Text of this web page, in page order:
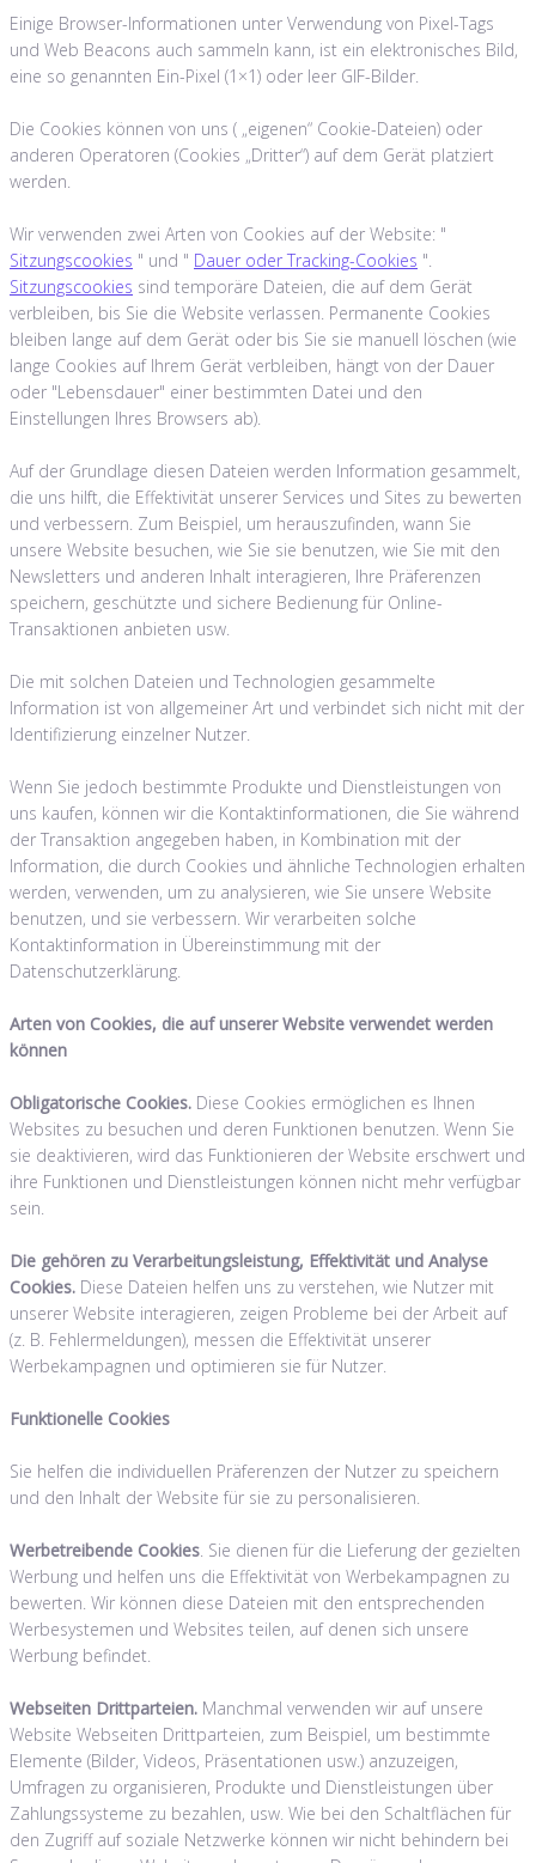
Einige Browser-Informationen unter Verwendung von Pixel-Tags
und Web Beacons auch sammeln kann, ist ein elektronisches Bild,
eine so genannten Ein-Pixel (1×1) oder leer GIF-Bilder.
Die Cookies können von uns ( „eigenen“ Cookie-Dateien) oder
anderen Operatoren (Cookies „Dritter“) auf dem Gerät platziert
werden.
Wir verwenden zwei Arten von Cookies auf der Website: "
Sitzungscookies " und " Dauer oder Tracking-Cookies ".
Sitzungscookies sind temporäre Dateien, die auf dem Gerät
verbleiben, bis Sie die Website verlassen. Permanente Cookies
bleiben lange auf dem Gerät oder bis Sie sie manuell löschen (wie
lange Cookies auf Ihrem Gerät verbleiben, hängt von der Dauer
oder "Lebensdauer" einer bestimmten Datei und den
Einstellungen Ihres Browsers ab).
Auf der Grundlage diesen Dateien werden Information gesammelt,
die uns hilft, die Effektivität unserer Services und Sites zu bewerten
und verbessern. Zum Beispiel, um herauszufinden, wann Sie
unsere Website besuchen, wie Sie sie benutzen, wie Sie mit den
Newsletters und anderen Inhalt interagieren, Ihre Präferenzen
speichern, geschützte und sichere Bedienung für Online-
Transaktionen anbieten usw.
Die mit solchen Dateien und Technologien gesammelte
Information ist von allgemeiner Art und verbindet sich nicht mit der
Identifizierung einzelner Nutzer.
Wenn Sie jedoch bestimmte Produkte und Dienstleistungen von
uns kaufen, können wir die Kontaktinformationen, die Sie während
der Transaktion angegeben haben, in Kombination mit der
Information, die durch Cookies und ähnliche Technologien erhalten
werden, verwenden, um zu analysieren, wie Sie unsere Website
benutzen, und sie verbessern. Wir verarbeiten solche
Kontaktinformation in Übereinstimmung mit der
Datenschutzerklärung.
Arten von Cookies, die auf unserer Website verwendet werden
können
Obligatorische Cookies. Diese Cookies ermöglichen es Ihnen
Websites zu besuchen und deren Funktionen benutzen. Wenn Sie
sie deaktivieren, wird das Funktionieren der Website erschwert und
ihre Funktionen und Dienstleistungen können nicht mehr verfügbar
sein.
Die gehören zu Verarbeitungsleistung, Effektivität und Analyse
Cookies. Diese Dateien helfen uns zu verstehen, wie Nutzer mit
unserer Website interagieren, zeigen Probleme bei der Arbeit auf
(z. B. Fehlermeldungen), messen die Effektivität unserer
Werbekampagnen und optimieren sie für Nutzer.
Funktionelle Cookies
Sie helfen die individuellen Präferenzen der Nutzer zu speichern
und den Inhalt der Website für sie zu personalisieren.
Werbetreibende Cookies . Sie dienen für die Lieferung der gezielten
Werbung und helfen uns die Effektivität von Werbekampagnen zu
bewerten. Wir können diese Dateien mit den entsprechenden
Werbesystemen und Websites teilen, auf denen sich unsere
Werbung befindet.
Webseiten Drittparteien. Manchmal verwenden wir auf unsere
Website Webseiten Drittparteien, zum Beispiel, um bestimmte
Elemente (Bilder, Videos, Präsentationen usw.) anzuzeigen,
Umfragen zu organisieren, Produkte und Dienstleistungen über
Zahlungssysteme zu bezahlen, usw. Wie bei den Schaltflächen für
den Zugriff auf soziale Netzwerke können wir nicht behindern bei